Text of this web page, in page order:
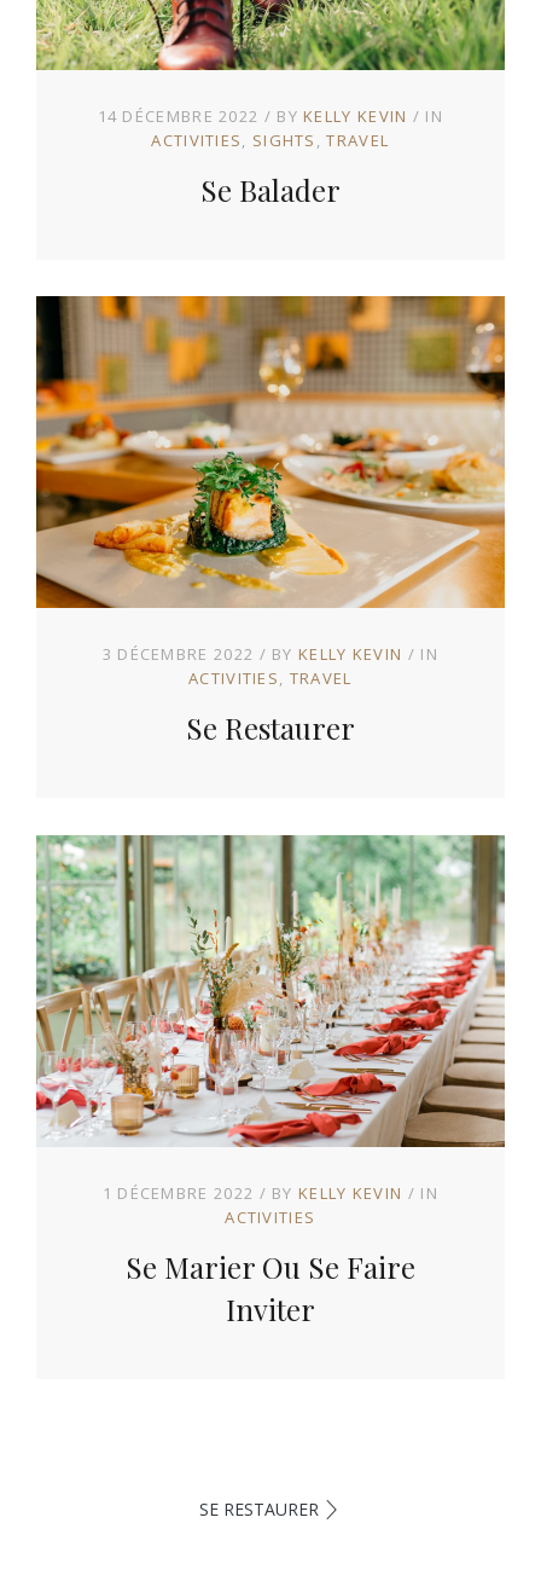
14 DÉCEMBRE 2022 BY KELLY KEVIN
IN
ACTIVITIES
SIGHTS TRAVEL
Se Balader
3 DÉCEMBRE 2022 BY KELLY KEVIN
IN
ACTIVITIES
TRAVEL
Se Restaurer
1 DÉCEMBRE 2022 BY KELLY KEVIN
IN
ACTIVITIES
Se Marier Ou Se Faire
Inviter
SE RESTAURER